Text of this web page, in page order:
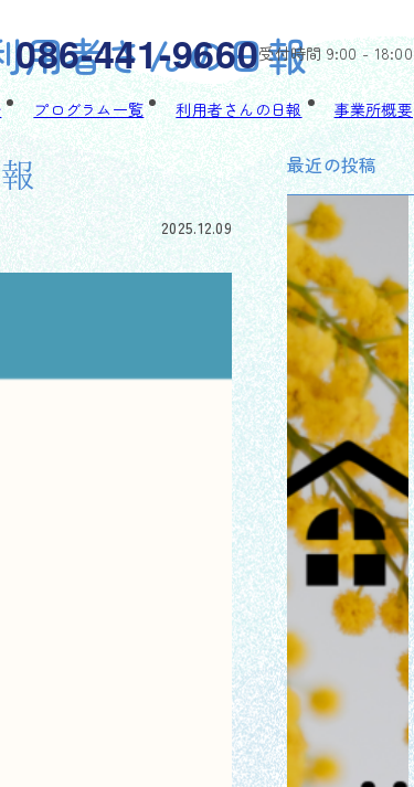
086-441-9660受付時間 9:00 - 18:00
プログラム一覧 利用者さんの日報 事業所概要
用者さんの日報
2025.12.09
最近の投稿